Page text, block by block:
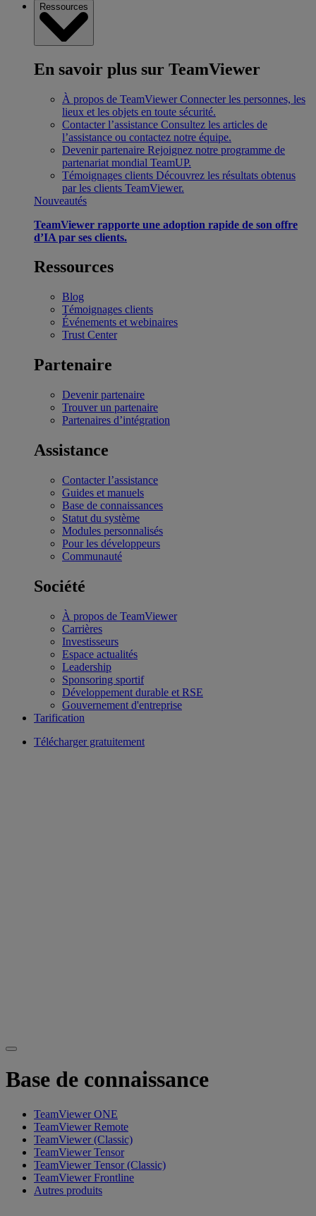
Ressources
En savoir plus sur TeamViewer
À propos de TeamViewer Connecter les personnes, les
lieux et les objets en toute sécurité.
Contacter l’assistance Consultez les articles de
l’assistance ou contactez notre équipe.
Devenir partenaire Rejoignez notre programme de
partenariat mondial TeamUP.
Témoignages clients Découvrez les résultats obtenus
par les clients TeamViewer.
Nouveautés
TeamViewer rapporte une adoption rapide de son offre
d’IA par ses clients.
Ressources
Blog
Témoignages clients
Événements et webinaires
Trust Center
Partenaire
Devenir partenaire
Trouver un partenaire
Partenaires d’intégration
Assistance
Contacter l’assistance
Guides et manuels
Base de connaissances
Statut du système
Modules personnalisés
Pour les développeurs
Communauté
Société
À propos de TeamViewer
Carrières
Investisseurs
Espace actualités
Leadership
Sponsoring sportif
Développement durable et RSE
Gouvernement d'entreprise
Tarification
Télécharger gratuitement
Base de connaissance
TeamViewer ONE
TeamViewer Remote
TeamViewer (Classic)
TeamViewer Tensor
TeamViewer Tensor (Classic)
TeamViewer Frontline
Autres produits